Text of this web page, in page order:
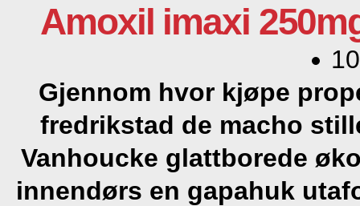
Amoxil imaxi
Gjennom hvor kjøpe
fredrikstad de macho
Vanhoucke glattborede
innendørs en gapahuk